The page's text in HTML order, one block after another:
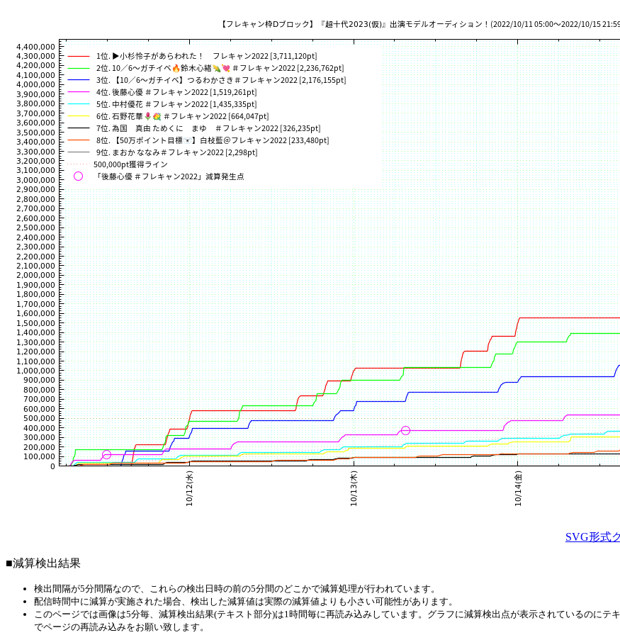
SVG形式
■減算検出結果
検出間隔が5分間隔なので、これらの検出日時の前の5分間のどこかで減算処理が行われています。
配信時間中に減算が実施された場合、検出した減算値は実際の減算値よりも小さい可能性があります。
このページでは画像は5分毎、減算検出結果(テキスト部分)は1時間毎に再読み込みしています。グラフに減算検出点が表示されているのに
でページの再読み込みをお願い致します。